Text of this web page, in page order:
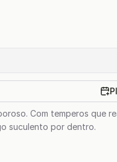
Com temperos que
suculento por dentro.